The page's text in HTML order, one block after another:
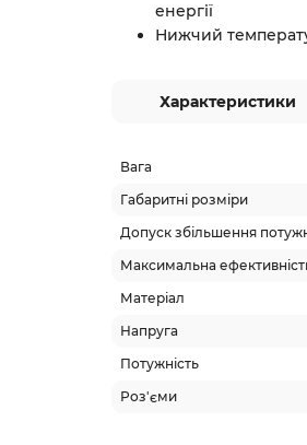
енергії
Нижчий
Характеристики
Вага
Габаритні розміри
Допуск збільшення
Максимальна
Матеріал
Напруга
Потужність
Роз'єми